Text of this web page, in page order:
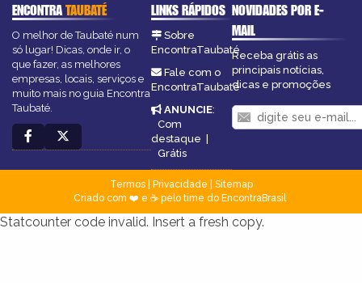
ENCONTRATAUBATÉ
O melhor de Taubaté num
só lugar! Dicas, onde ir, o
que fazer, as melhores
empresas, locais, serviços e
muito mais no guia Encontra
Taubaté.
LINKS RÁPIDOS
Sobre
EncontraTaubaté
Fale com o
EncontraTaubaté
ANUNCIE:
Com
destaque |
Grátis
NOVIDADES POR E-
MAIL
Receba grátis as
principais notícias,
dicas e promoções
Termos| Privacidade
Sitemap
Criado com ❤️ e ☕ pelo time do EncontraBrasil
Statcounter code invalid. Insert a fresh copy.